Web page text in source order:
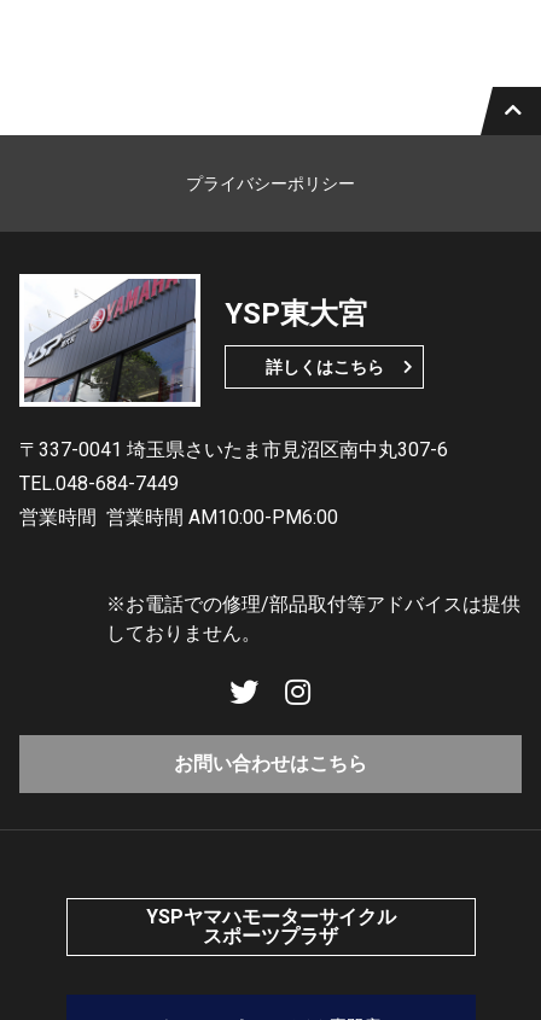
プライバシーポリシー
YSP東大宮
詳しくはこちら
〒337-0041 埼玉県さいたま市見沼区南中丸307-6
TEL.048-684-7449
営業時間 営業時間 AM10:00-PM6:00
※お電話での修理/部品取付等アドバイスは提供
しておりません。
お問い合わせはこちら
YSPヤマハモーターサイクル
スポーツプラザ